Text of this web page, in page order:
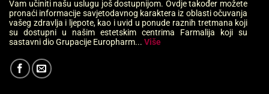
Vam učiniti našu uslugu još dostupnijom. Ovdje također možete
pronaći informacije savjetodavnog karaktera iz oblasti očuvanja
vašeg zdravlja i ljepote, kao i uvid u ponude raznih tretmana koji
su dostupni u našim estetskim centrima Farmalija koji su
sastavni dio Grupacije Europharm... Više